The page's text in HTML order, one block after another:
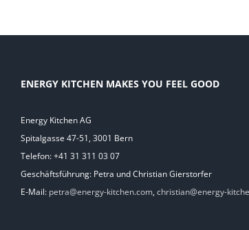
ENERGY KITCHEN MAKES YOU FEEL GOOD
Energy Kitchen AG
Spitalgasse 47-51, 3001 Bern
Telefon: +41 31 311 03 07
Geschäftsführung: Petra und Christian Gierstorfer
E-Mail: petra@energy-kitchen.com, christian@energy-